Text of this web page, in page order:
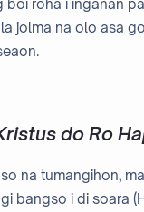
roha i inganan
jolma na olo asa
do Ro
na tumangihon,
bangso i di soara